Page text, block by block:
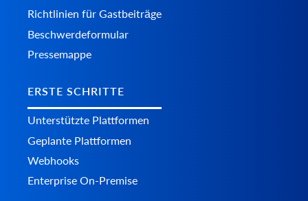
Richtlinien für Gastbeiträge
Beschwerdeformular
Pressemappe
ERSTE SCHRITTE
Unterstützte Plattformen
Geplante Plattformen
Webhooks
Enterprise On-Premise